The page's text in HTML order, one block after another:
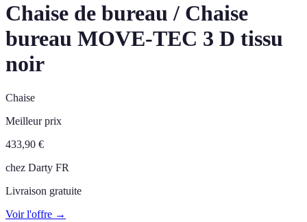
Chaise de bureau / Chaise
bureau MOVE-TEC 3 D tissu
noir
Chaise
Meilleur prix
433,90 €
chez Darty FR
Livraison gratuite
Voir l'offre →